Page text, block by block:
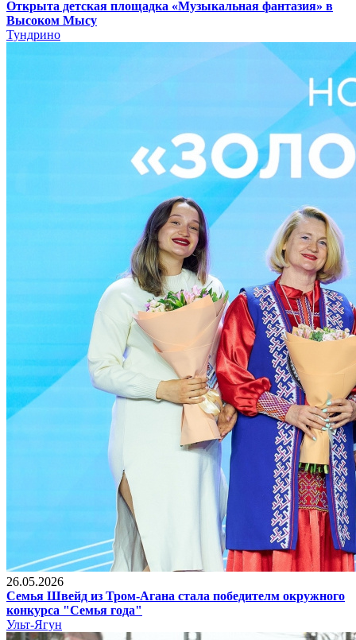
Открыта детская площадка «Музыкальная фантазия» в
Высоком Мысу
Тундрино
26.05.2026
Семья Швейд из Тром-Агана стала победителм окружного
конкурса "Семья года"
Ульт-Ягун